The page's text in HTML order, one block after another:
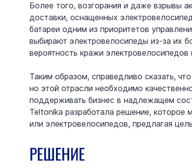
Более того, возгорания и даже взрывы
доставки, оснащенных
батареи одним из приоритетов
выбирают электровелосипеды из-за их
вероятность кражи
Таким образом, справедливо сказать,
но этой отрасли необходимо
поддерживать бизнес в надлежащем
Teltonika разработала решение, которое
или электровелосипедов, предлагая
РЕШЕНИЕ